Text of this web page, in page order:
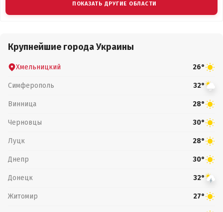
ПОКАЗАТЬ ДРУГИЕ ОБЛАСТИ
Крупнейшие города Украины
Хмельницкий 26°
Симферополь 32°
Винница 28°
Черновцы 30°
Луцк 28°
Днепр 30°
Донецк 32°
Житомир 27°